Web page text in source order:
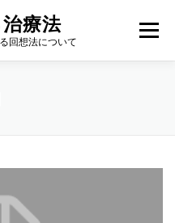
療法
回想法について
メニュー